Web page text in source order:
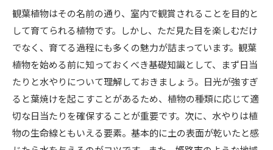
店員さんに聞く！観葉植物の選び方
姫路市の口コミで人気の観葉植物店紹介
観葉植物選びで大切なポイント
姫路市内の観葉植物店を訪問しよう
初めての観葉植物でも安心！姫路市のサポート充実
の店舗紹介
初心者に優しいサポートが充実した店舗とは？
栽培方法を丁寧に教えてくれる姫路市の店舗
観葉植物はその名前の通り、室内で観賞されることを目的と
して育てられる植物です。しかし、ただ見た目を楽しむだけ
でなく、育てる過程にも多くの魅力が詰まっています。観葉
植物を始める前に知っておくべき基礎知識として、まず日当
たりと水やりについて理解しておきましょう。日光が強すぎ
ると葉焼けを起こすことがあるため、植物の種類に応じて適
切な日当たりを確保することが重要です。次に、水やりは植
物の生命線ともいえる要素。基本的に土の表面が乾いたと感